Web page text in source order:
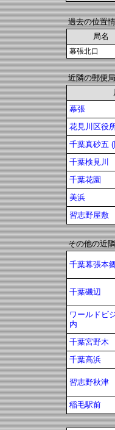
過去の位置
局名
幕張北口
近隣の郵便局
幕張
花見川区役
千葉真砂五
千葉検見川
千葉花園
美浜
習志野屋敷
その他の近
千葉幕張本
千葉磯辺
ワールドビ
内
千葉宮野木
千葉高浜
習志野秋津
稲毛駅前